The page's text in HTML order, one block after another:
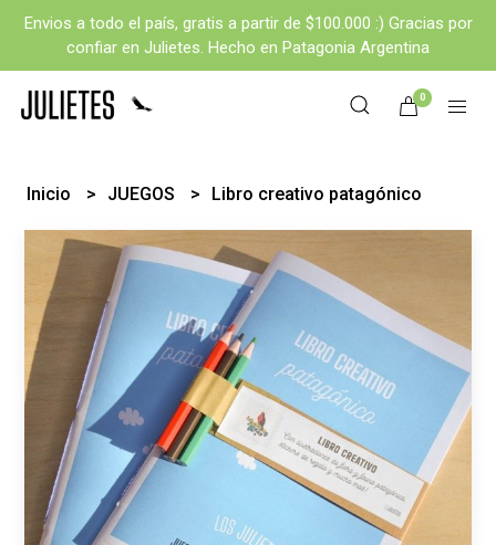
Envios a todo el país, gratis a partir de $100.000 :) Gracias por
confiar en Julietes. Hecho en Patagonia Argentina
0
Inicio JUEGOS Libro creativo patagónico